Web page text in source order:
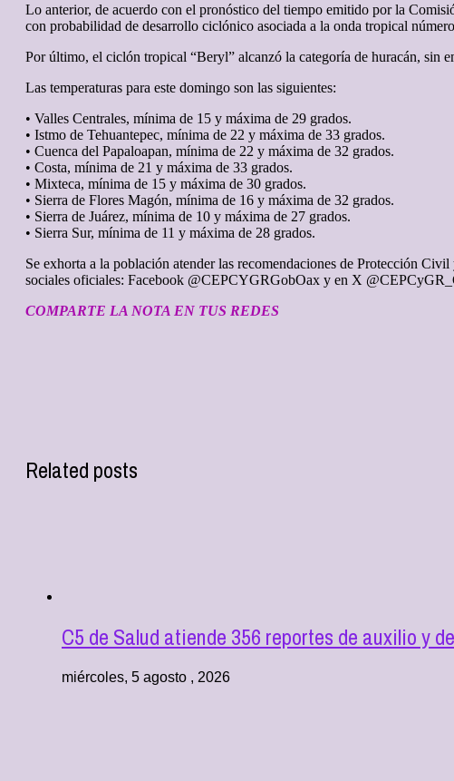
Lo anterior, de acuerdo con el pronóstico del tiempo emitido por la
con probabilidad de desarrollo ciclónico asociada a la onda tropical
Por último, el ciclón tropical “Beryl” alcanzó la categoría de huracán, sin
Las temperaturas para este domingo son las siguientes:
• Valles Centrales, mínima de 15 y máxima de 29 grados.
• Istmo de Tehuantepec, mínima de 22 y máxima de 33 grados.
• Cuenca del Papaloapan, mínima de 22 y máxima de 32 grados.
• Costa, mínima de 21 y máxima de 33 grados.
• Mixteca, mínima de 15 y máxima de 30 grados.
• Sierra de Flores Magón, mínima de 16 y máxima de 32 grados.
• Sierra de Juárez, mínima de 10 y máxima de 27 grados.
• Sierra Sur, mínima de 11 y máxima de 28 grados.
Se exhorta a la población atender las recomendaciones de Protección
sociales oficiales: Facebook @CEPCYGRGobOax y en X
COMPARTE LA NOTA EN TUS REDES
Related posts
C5 de Salud atiende 356 reportes de auxilio y
miércoles, 5 agosto , 2026